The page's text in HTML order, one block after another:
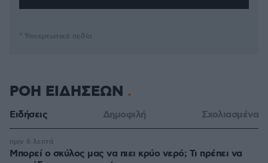
* Υποχρεωτικά πεδία
ΡΟΗ ΕΙΔΗΣΕΩΝ
Ειδήσεις Δημοφιλή Σχολιασμένα
Μπορεί ο σκύλος μας να πιει κρύο νερό; Τι πρέπει να
πριν 6 λεπτά